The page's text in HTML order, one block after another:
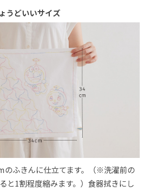
うどいいサイズ
ふきんに仕立てます。（※洗濯前の
と1割程度縮みます。）食器拭きにし